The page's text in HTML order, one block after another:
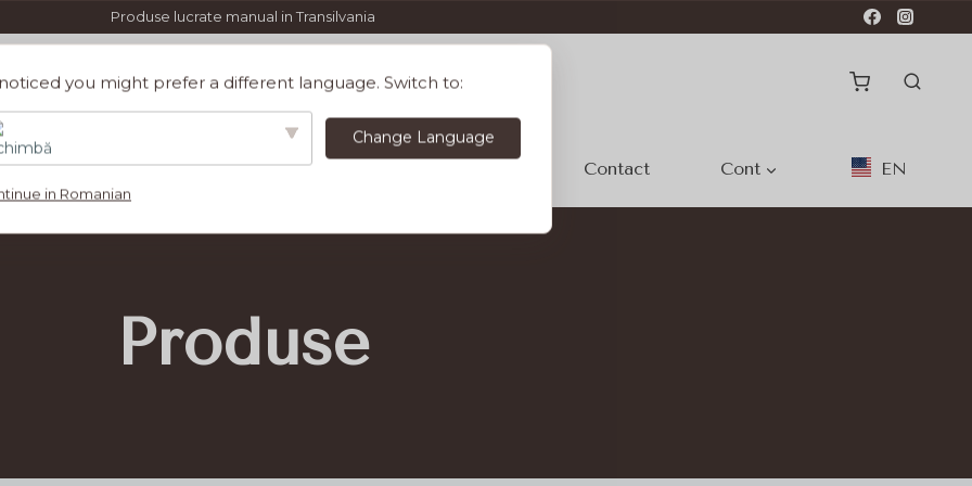
Produse lucrate manual in Transilvania
Gift Card Ultima sansa Contact Cont EN
Produse
you might prefer a different language. Switch to:
Change Language
in Romanian